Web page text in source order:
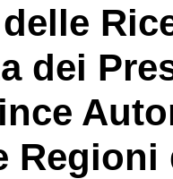
dei
Regioni